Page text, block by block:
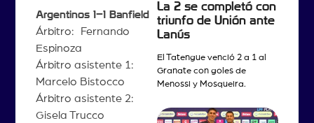
Argentinos 1–1 Banfield
Árbitro: Fernando
Espinoza
Árbitro asistente 1:
Marcelo Bistocco
Árbitro asistente 2:
Gisela Trucco
La 2 se completó con
triunfo de Unión ante
Lanús
El Tatengue venció 2 a 1 al
Granate con goles de
Menossi y Mosqueira.